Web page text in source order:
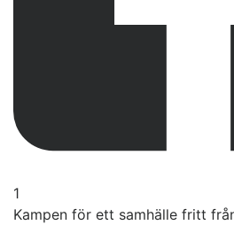
1
Kampen för ett samhälle fritt